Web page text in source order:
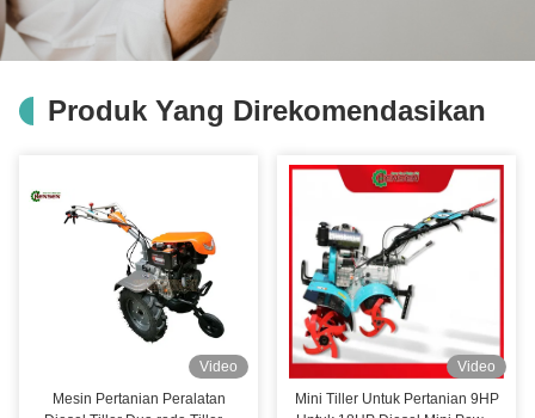
Produk Yang Direkomendasikan
Video
Mesin Pertanian Peralatan
Video
Mini Tiller Untuk Pertanian 9HP